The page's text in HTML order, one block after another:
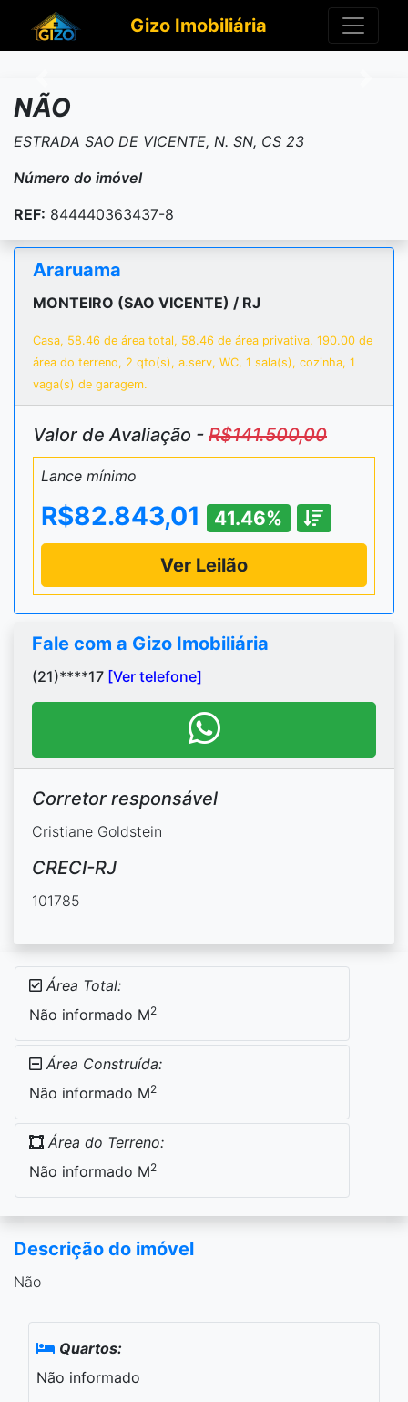
Gizo Imobiliária
Anterior
NÃO
ESTRADA SAO DE VICENTE, N. SN, CS 23
Número do imóvel
REF: 844440363437-8
Araruama
MONTEIRO (SAO VICENTE) / RJ
Casa, 58.46 de área total, 58.46 de área privativa, 190.00 de
área do terreno, 2 qto(s), a.serv, WC, 1 sala(s), cozinha, 1
vaga(s) de garagem.
Valor de Avaliação - R$141.500,00
Lance mínimo
R$82.843,01 41.46%
Ver Leilão
Fale com a Gizo Imobiliária
(21)****17 [Ver telefone]
Corretor responsável
Cristiane Goldstein
CRECI-RJ
101785
Área Total:
Não informado M2
Área Construída:
Não informado M2
Área do Terreno:
Não informado M2
Descrição do imóvel
Não
Quartos:
Não informado